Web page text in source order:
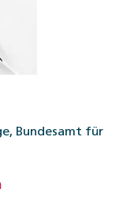
Bundesamt für